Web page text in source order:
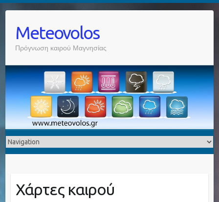
Meteovolos
Πρόγνωση καιρού Μαγνησίας
Χάρτες καιρού